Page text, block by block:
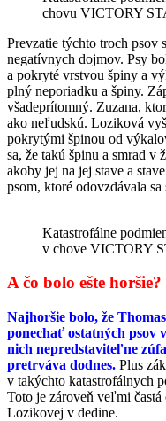
chovu VICTORY
Prevzatie týchto troch psov
negatívnych dojmov. Psy
a pokryté vrstvou špiny a
plný neporiadku a špiny.
všadeprítomný. Zuzana,
ako neľudskú. Loziková
pokrytými špinou od
sa, že takú špinu a smrad v
akoby jej na jej stave a
psom, ktoré odovzdávala
Katastrofálne
v chove VICTORY
A čo bolo ešte horšie?
Najhoršie bolo, že
ponechať ostatných psov
nich nepredstaviteľne
pretrváva dodnes. Plus
v takýchto katastrofálnych
Toto je zároveň veľmi
Lozikovej v dedine.